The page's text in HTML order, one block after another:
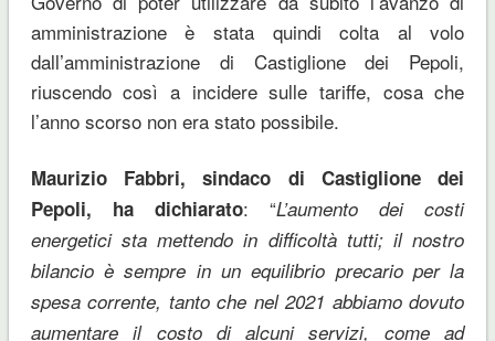
amministrazione è stata quindi colta al volo
dall’amministrazione di Castiglione dei Pepoli,
riuscendo così a incidere sulle tariffe, cosa che
l’anno scorso non era stato possibile.
Maurizio Fabbri, sindaco di Castiglione dei
Pepoli, ha dichiarato: “L’aumento dei costi
energetici sta mettendo in difficoltà tutti; il nostro
bilancio è sempre in un equilibrio precario per la
spesa corrente, tanto che nel 2021 abbiamo dovuto
aumentare il costo di alcuni servizi, come ad